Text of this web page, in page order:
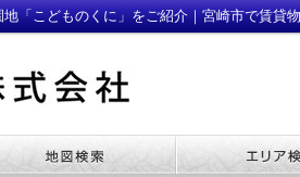
「こどものくに」をご紹介｜宮崎市で賃貸